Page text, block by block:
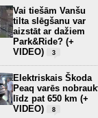
Vai tiešām Vanšu
tilta slēgšanu var
aizstāt ar dažiem
Park&Ride? (+
VIDEO)
3
Elektriskais Škoda
Peaq varēs
līdz pat 650 km (+
VIDEO)
8